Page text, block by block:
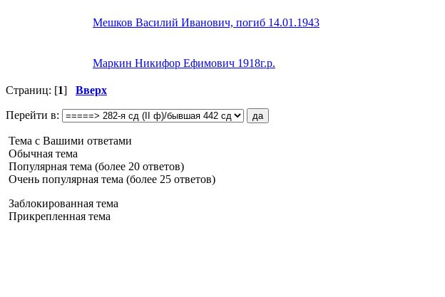
Мешков Василий Иванович, погиб 14.01.1943
Маркин Никифор Ефимович 1918г.р.
Страниц: [1] Вверх
Перейти в:
Тема с Вашими ответами
Обычная тема
Популярная тема (более 20 ответов)
Очень популярная тема (более 25 ответов)
Заблокированная тема
Прикрепленная тема